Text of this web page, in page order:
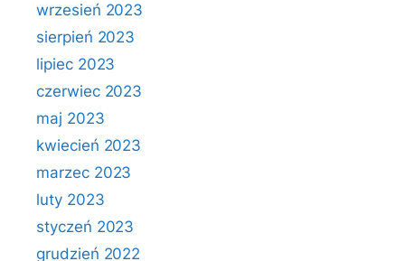
wrzesień 2023
sierpień 2023
lipiec 2023
czerwiec 2023
maj 2023
kwiecień 2023
marzec 2023
luty 2023
styczeń 2023
grudzień 2022